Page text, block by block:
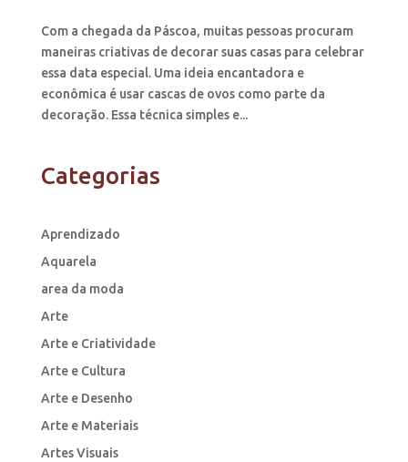
Com a chegada da Páscoa, muitas pessoas procuram
maneiras criativas de decorar suas casas para celebrar
essa data especial. Uma ideia encantadora e
econômica é usar cascas de ovos como parte da
decoração. Essa técnica simples e...
Categorias
Aprendizado
Aquarela
area da moda
Arte
Arte e Criatividade
Arte e Cultura
Arte e Desenho
Arte e Materiais
Artes Visuais